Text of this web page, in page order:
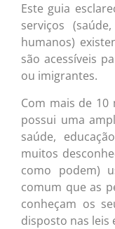
Este guia
serviços
humanos)
são acessíveis
ou imigrantes.
Com mais de 10
possui uma
saúde,
muitos
como podem)
comum que as
conheçam os
disposto nas leis